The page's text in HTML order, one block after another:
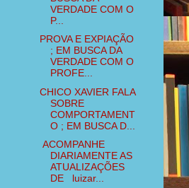
VERDADE COM O
P...
PROVA E EXPIAÇÃO
; EM BUSCA DA
VERDADE COM O
PROFE...
CHICO XAVIER FALA
SOBRE
COMPORTAMENT
O ; EM BUSCA D...
ACOMPANHE
DIARIAMENTE AS
ATUALIZAÇÕES
DE luizar...